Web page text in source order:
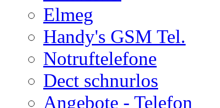
Elmeg
Handy's GSM Tel.
Notruftelefone
Dect schnurlos
Angebote - Telefon